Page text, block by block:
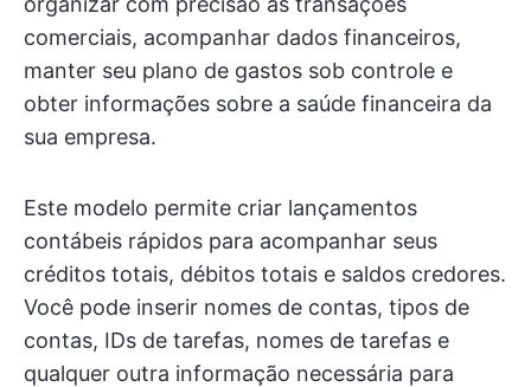
comerciais, acompanhar dados financeiros,
manter seu plano de gastos sob controle e
obter informações sobre a saúde financeira da
sua empresa.
Este modelo permite criar lançamentos
contábeis rápidos para acompanhar seus
créditos totais, débitos totais e saldos credores.
Você pode inserir nomes de contas, tipos de
contas, IDs de tarefas, nomes de tarefas e
qualquer outra informação necessária para